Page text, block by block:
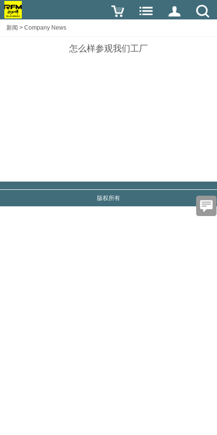
新闻 >Company News
怎么样参观我们工厂
版权所有